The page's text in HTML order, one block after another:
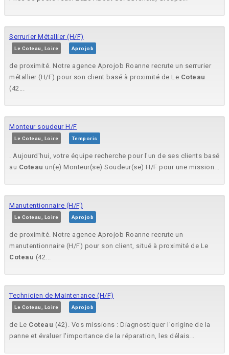
Serrurier Métallier (H/F)
Le Coteau, Loire Aprojob
de proximité. Notre agence Aprojob Roanne recrute un serrurier
métallier (H/F) pour son client basé à proximité de Le Coteau
(42...
Monteur soudeur H/F
Le Coteau, Loire Temporis
. Aujourd'hui, votre équipe recherche pour l'un de ses clients basé
au Coteau un(e) Monteur(se) Soudeur(se) H/F pour une mission...
Manutentionnaire (H/F)
Le Coteau, Loire Aprojob
de proximité. Notre agence Aprojob Roanne recrute un
manutentionnaire (H/F) pour son client, situé à proximité de Le
Coteau (42...
Technicien de Maintenance (H/F)
Le Coteau, Loire Aprojob
de Le Coteau (42). Vos missions : Diagnostiquer l'origine de la
panne et évaluer l'importance de la réparation, les délais...